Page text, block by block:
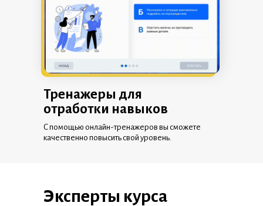
Тренажеры для
отработки навыков
С помощью онлайн-тренажеров вы сможете
качественно повысить свой уровень.
Эксперты курса